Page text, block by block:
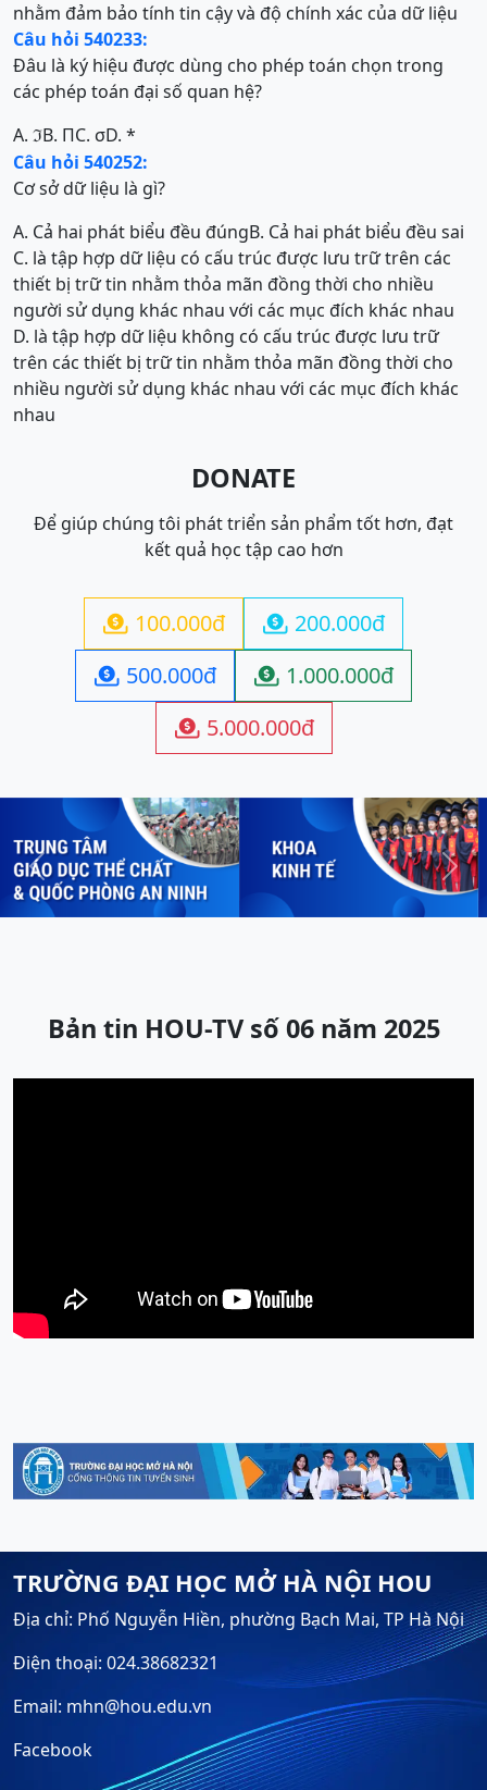
nhằm đảm bảo tính tin cậy và độ chính xác của dữ liệu
Câu hỏi 540233:
Đâu là ký hiệu được dùng cho phép toán chọn trong
các phép toán đại số quan hệ?
A. ℑB. ΠC. σD. *
Câu hỏi 540252:
Cơ sở dữ liệu là gì?
A. Cả hai phát biểu đều đúngB. Cả hai phát biểu đều sai
C. là tập hợp dữ liệu có cấu trúc được lưu trữ trên các
thiết bị trữ tin nhằm thỏa mãn đồng thời cho nhiều
người sử dụng khác nhau với các mục đích khác nhau
D. là tập hợp dữ liệu không có cấu trúc được lưu trữ
trên các thiết bị trữ tin nhằm thỏa mãn đồng thời cho
nhiều người sử dụng khác nhau với các mục đích khác
nhau
DONATE
Để giúp chúng tôi phát triển sản phẩm tốt hơn, đạt
kết quả học tập cao hơn
 100.000đ  200.000đ
 500.000đ  1.000.000đ
 5.000.000đ
Previous Next
Bản tin HOU-TV số 06 năm 2025
TRƯỜNG ĐẠI HỌC MỞ HÀ NỘI HOU
Địa chỉ: Phố Nguyễn Hiền, phường Bạch Mai, TP Hà Nội
Điện thoại: 024.38682321
Email: mhn@hou.edu.vn
Facebook